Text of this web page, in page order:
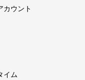
カウント
イム